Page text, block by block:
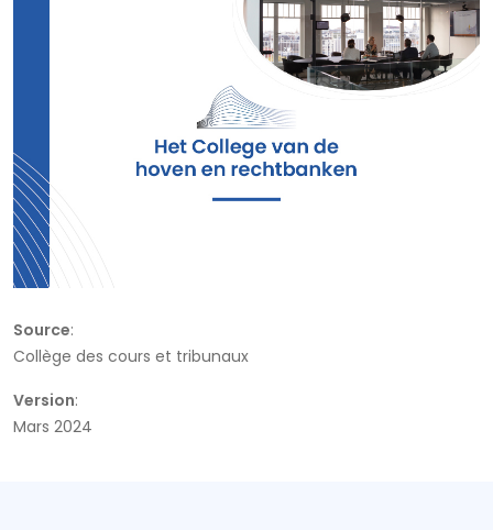
Source:
Collège des cours et tribunaux
Version:
Mars 2024